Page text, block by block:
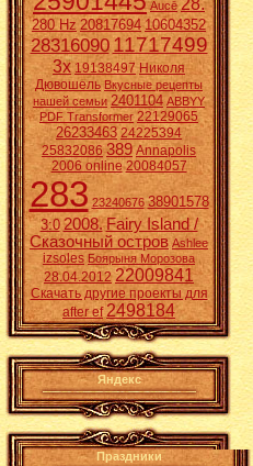
Aucē 28.
280 Hz 20817694 10604352
2831609011717499
3x 19138497 Николя
Дювошель Вкусные рецепты
нашей семьи 2401104 ABBYY
PDF Transformer 22129065
26233463 24225394
25832086 389 Annapolis
2006 online 20084057
283 23240676 38901578
3:0 2008. Fairy Island /
Сказочный остров Ashlee
izsoles Боярыня Морозова
28.04.2012 22009841
Скачать другие проекты для
after ef 2498184
Яндекс
Праздники